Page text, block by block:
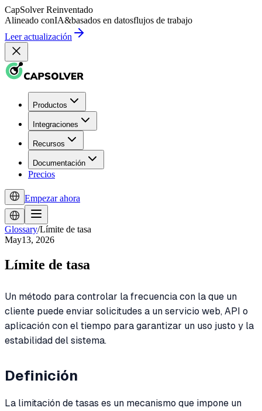
CapSolver Reinventado
Alineado conIA&basados en datosflujos de trabajo
Leer actualización
Productos
Integraciones
Recursos
Documentación
Precios
Empezar ahora
Glossary/Límite de tasa
May13, 2026
Límite de tasa
Un método para controlar la frecuencia con la que un
cliente puede enviar solicitudes a un servicio web, API o
aplicación con el tiempo para garantizar un uso justo y la
estabilidad del sistema.
Definición
La limitación de tasas es un mecanismo que impone un